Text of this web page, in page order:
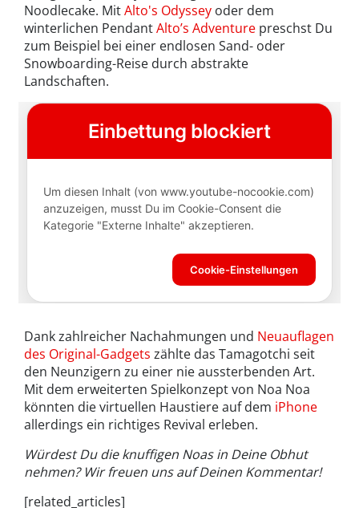
Noodlecake. MitAlto's Odyssey oder dem
winterlichen PendantAlto’s Adventure preschst Du
zum Beispiel bei einer endlosen Sand- oder
Snowboarding-Reise durch abstrakte
Landschaften.
Dank zahlreicher Nachahmungen und Neuauflagen
des Original-Gadgets zählte das Tamagotchi seit
den Neunzigern zu einer nie aussterbenden Art.
Mit dem erweiterten Spielkonzept von Noa Noa
könnten die virtuellen Haustiere auf dem iPhone
allerdings ein richtiges Revival erleben.
Würdest Du die knuffigen Noas in Deine Obhut
nehmen? Wir freuen uns auf Deinen Kommentar!
[related_articles]